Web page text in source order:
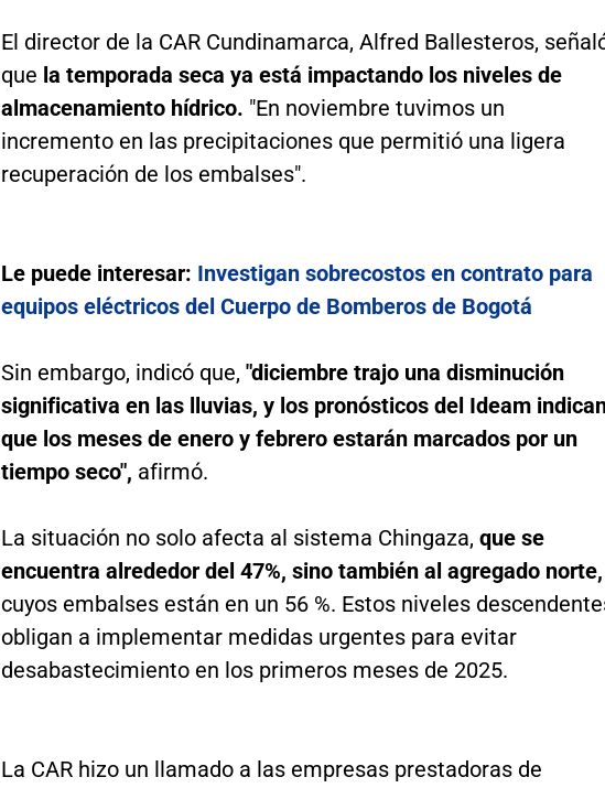
El director de la CAR Cundinamarca, Alfred Ballesteros,
que la temporada seca ya está impactando los niveles de
almacenamiento hídrico. "En noviembre tuvimos un
incremento en las precipitaciones que permitió una ligera
recuperación de los embalses".
Le puede interesar: Investigan sobrecostos en contrato para
equipos eléctricos del Cuerpo de Bomberos de Bogotá
Sin embargo, indicó que, "diciembre trajo una disminución
significativa en las lluvias, y los pronósticos del Ideam
que los meses de enero y febrero estarán marcados por un
tiempo seco", afirmó.
La situación no solo afecta al sistema Chingaza, que se
encuentra alrededor del 47%, sino también al agregado norte,
cuyos embalses están en un 56 %. Estos niveles
obligan a implementar medidas urgentes para evitar
desabastecimiento en los primeros meses de 2025.
La CAR hizo un llamado a las empresas prestadoras de